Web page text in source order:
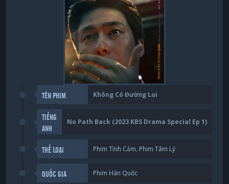
TÊN PHIM Không Có Đường Lui
TIẾNG
ANH
No Path Back (2023 KBS Drama Special Ep 1)
THỂ LOẠI Phim Tình Cảm, Phim Tâm Lý
QUỐC GIA Phim Hàn Quốc